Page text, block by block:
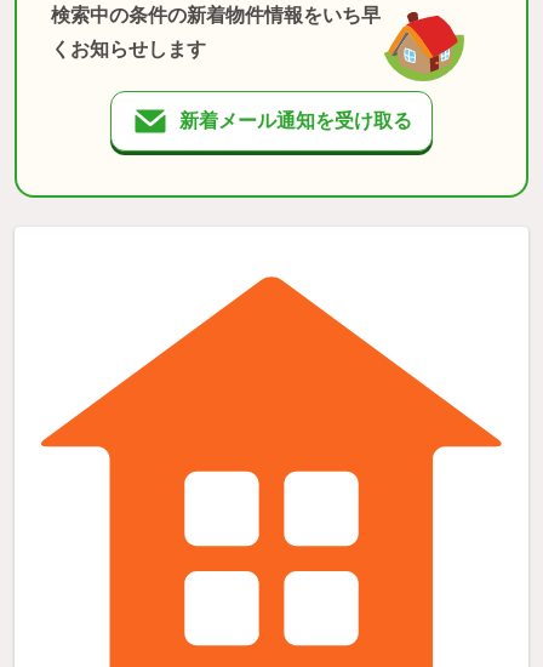
検索中の条件の新着物件情報をいち早
くお知らせします
新着メール通知を受け取る